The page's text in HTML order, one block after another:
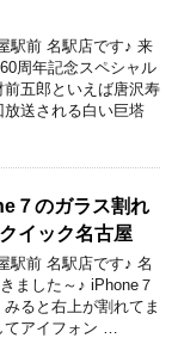
駅前 名駅店です♪ 来
周年記念スペシャル
前五郎といえば唐沢寿
送される白い巨塔
７のガラス割れ
イック名古屋
駅前 名駅店です♪ 名
ました～♪ iPhone７
ると右上が割れてま
アイフォン …